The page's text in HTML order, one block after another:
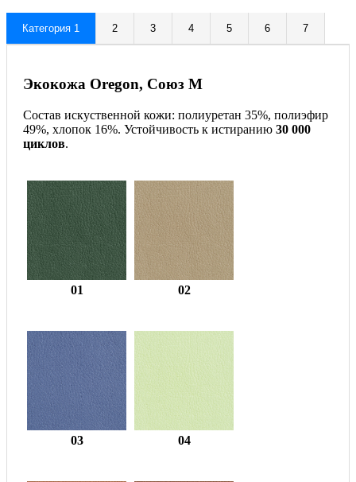
Категория 1 2 3 4 5 6 7
Экокожа Oregon, Союз М
Состав искуственной кожи: полиуретан 35%, полиэфир
49%, хлопок 16%. Устойчивость к истиранию 30 000
циклов.
01 02
03 04